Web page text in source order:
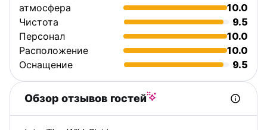
атмосфера
10.0
Чистота
9.5
Персонал
10.0
Расположение
10.0
Оснащение
9.5
Обзор отзывов гостей